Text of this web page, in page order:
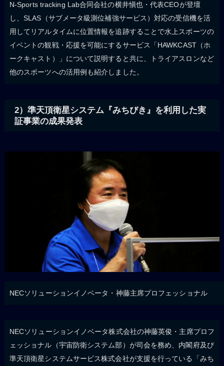
N-Sports tracking Lab合同会社の横井愼也・代表CEOが登壇
し、SLAS（サブメータ級測位補強サービス）対応の受信機を活
用してリアルタイムに位置情報を追跡することで水上スポーツの
イベントの観戦・応援を可能にするサービス「HAWKCAST（ホ
ークキャスト）」について説明すると共に、トライアスロンなど
他のスポーツへの活用例も紹介しました。
2）準天頂衛星システム『みちびき』を利用した実
証事業の成果発表
NECソリューションイノベータ・神藤主席プロフェッショナル
NECソリューションイノベータ株式会社の神藤英俊・主席プロフ
ェッショナル（宇宙防衛システム部）が司会を務め、内閣府及び
準天頂衛星システムサービス株式会社が支援を行っている「みち